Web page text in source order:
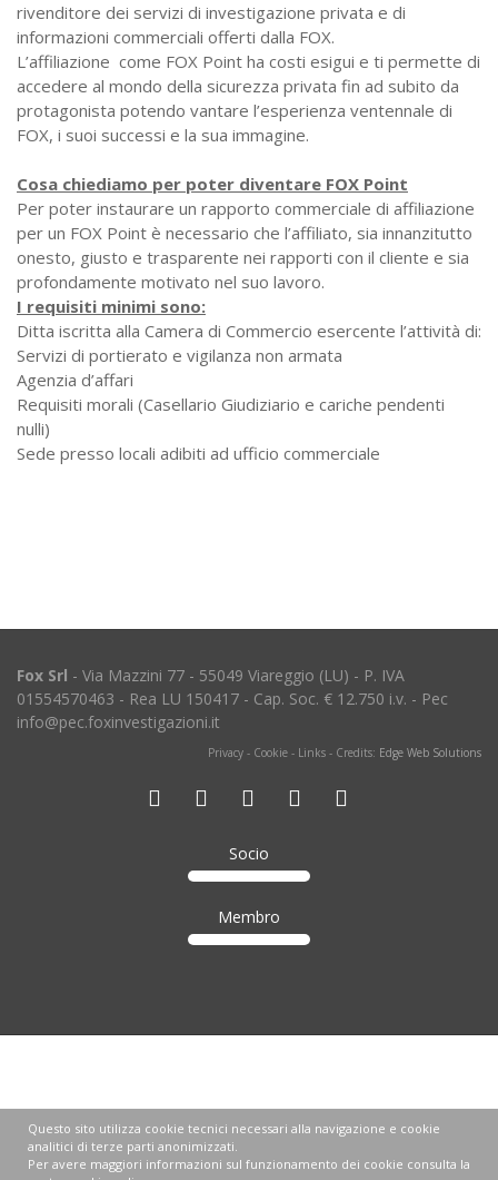
rivenditore dei servizi di investigazione privata e di
informazioni commerciali offerti dalla FOX.
L’affiliazione come FOX Point ha costi esigui e ti permette di
accedere al mondo della sicurezza privata fin ad subito da
protagonista potendo vantare l’esperienza ventennale di
FOX, i suoi successi e la sua immagine.
Cosa chiediamo per poter diventare FOX Point
Per poter instaurare un rapporto commerciale di affiliazione
per un FOX Point è necessario che l’affiliato, sia innanzitutto
onesto, giusto e trasparente nei rapporti con il cliente e sia
profondamente motivato nel suo lavoro.
I requisiti minimi sono:
Ditta iscritta alla Camera di Commercio esercente l’attività di:
Servizi di portierato e vigilanza non armata
Agenzia d’affari
Requisiti morali (Casellario Giudiziario e cariche pendenti
nulli)
Sede presso locali adibiti ad ufficio commerciale
Fox Srl - Via Mazzini 77 - 55049 Viareggio (LU) - P. IVA
01554570463 - Rea LU 150417 - Cap. Soc. € 12.750 i.v. - Pec
info@pec.foxinvestigazioni.it
Privacy - Cookie - Links - Credits: Edge Web Solutions
Socio
Membro
Questo sito utilizza cookie tecnici necessari alla navigazione e cookie
analitici di terze parti anonimizzati.
Per avere maggiori informazioni sul funzionamento dei cookie consulta la